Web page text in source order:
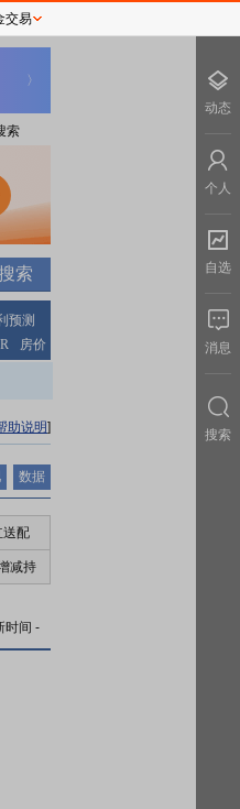
索
预测
房价
助说明]
数据
送配
减持
时间 -
交易
动态
个人
自选
消息
搜索